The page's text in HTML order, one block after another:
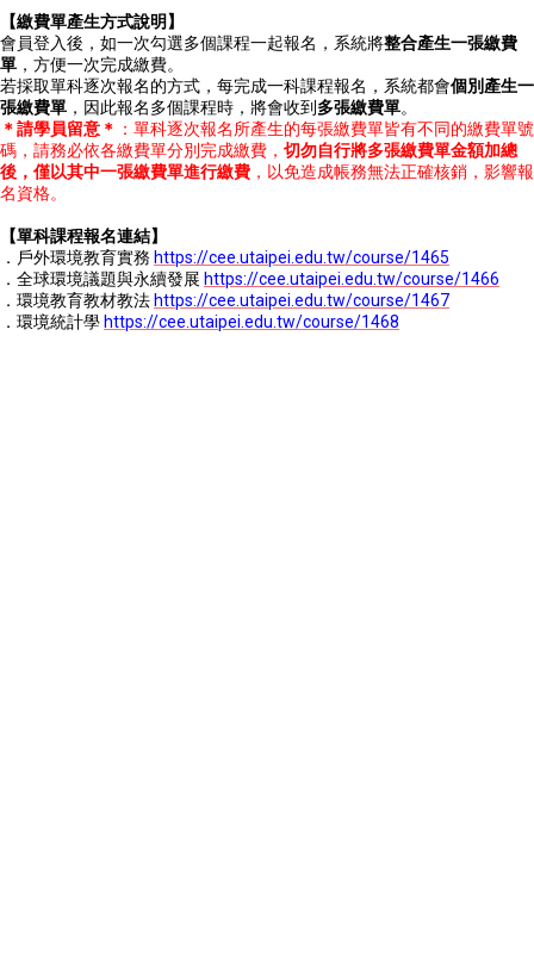
【繳費單產生方式說明】
會員登入後，如一次勾選多個課程一起報名，系統將整合產生一張繳費
單 ，方便一次完成繳費。
若採取單科逐次報名的方式，每完成一科課程報名，系統都會個別產生一
張繳費單 ，因此報名多個課程時，將會收到 多張繳費單。
＊請學員留意＊ ：單科逐次報名所產生的每張繳費單皆有不同的繳費單號
碼，請務必依各繳費單分別完成繳費， 切勿自行將多張繳費單金額加總
後，僅以其中一張繳費單進行繳費 ，以免造成帳務無法正確核銷，影響報
名資格。
【單科課程報名連結】
．戶外環境教育實務 https://cee.utaipei.edu.tw/course/1465
．全球環境議題與永續發展 https://cee.utaipei.edu.tw/course/1466
．環境教育教材教法 https://cee.utaipei.edu.tw/course/1467
． 環境統計學 https://cee.utaipei.edu.tw/course/1468